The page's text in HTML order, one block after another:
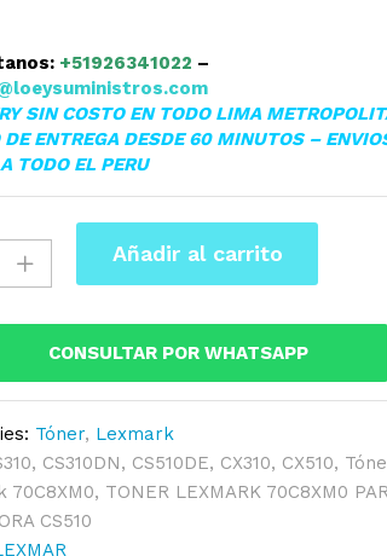
+51926341022 –
SIN COSTO EN TODO LIMA
DE ENTREGA DESDE 60 MINUTOS –
TODO EL PERU
CS310DN
Añadir al carrito
CONSULTAR POR WHATSAPP
Tóner, Lexmark
, CS310DN, CS510DE, CX310, CX510,
70C8XM0, TONER LEXMARK 70C8XM0
CS510